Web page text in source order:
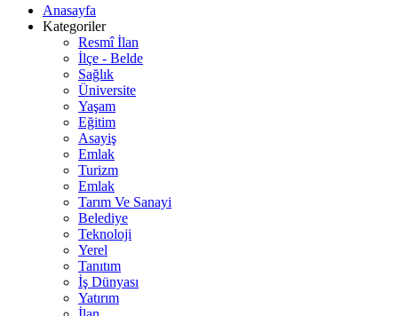
Anasayfa
Kategoriler
Resmî İlan
İlçe - Belde
Sağlık
Üniversite
Yaşam
Eğitim
Asayiş
Emlak
Turizm
Emlak
Tarım Ve Sanayi
Belediye
Teknoloji
Yerel
Tanıtım
İş Dünyası
Yatırım